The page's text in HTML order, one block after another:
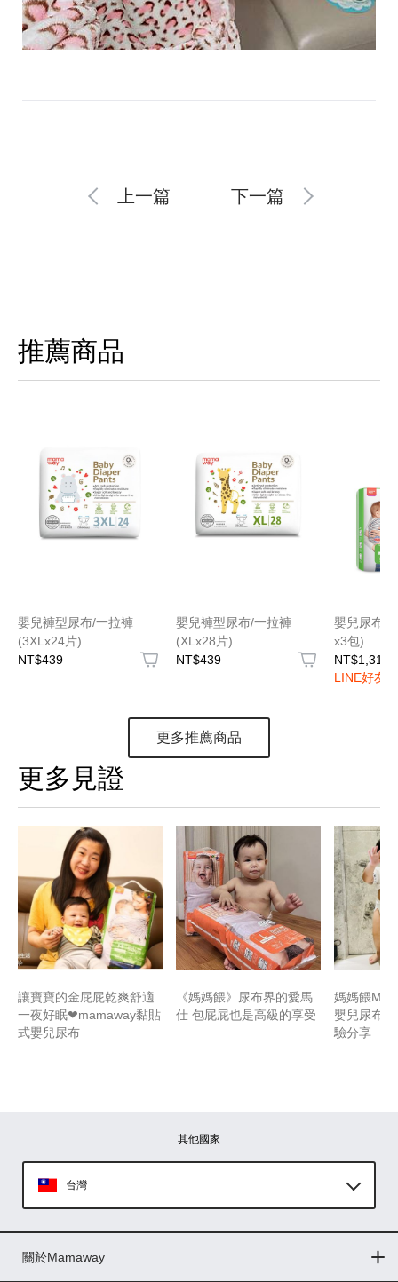
上一篇 下一篇
推薦商品
嬰兒褲型尿布/一拉褲
(3XLx24片)
NT$439
嬰兒褲型尿布/一拉褲
(XLx28片)
NT$439
嬰兒尿布/
x3包)
NT$1,317
LINE好友
更多推薦商品
更多見證
讓寶寶的金屁屁乾爽舒適
一夜好眠❤mamaway黏貼
式嬰兒尿布
《媽媽餵》尿布界的愛馬
仕 包屁屁也是高級的享受
媽媽餵
嬰兒尿布
驗分享
其他國家
台灣
印尼
關於Mamaway